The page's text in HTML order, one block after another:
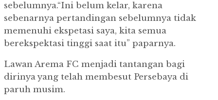
sebelumnya.“Ini belum kelar, karena
sebenarnya pertandingan sebelumnya tidak
memenuhi ekspetasi saya, kita semua
berekspektasi tinggi saat itu” paparnya.
Lawan Arema FC menjadi tantangan bagi
dirinya yang telah membesut Persebaya di
paruh musim.